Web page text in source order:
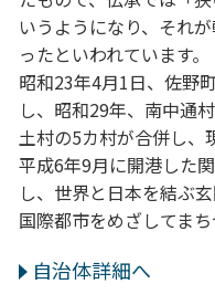
いうようになり、それ
ったといわれています。
昭和23年4月1日、佐野
し、昭和29年、南中通
土村の5カ村が合併し、
平成6年9月に開港した
し、世界と日本を結ぶ
国際都市をめざしてま
自治体詳細へ